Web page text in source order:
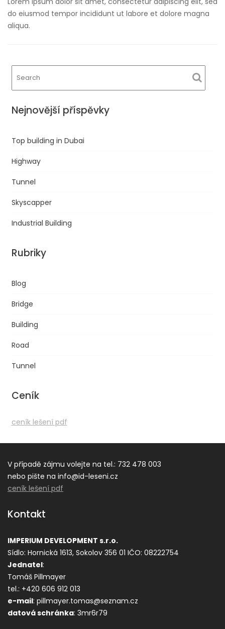
do eiusmod tempor incididunt ut labore et dolore magna
aliqua.
Nejnovější příspěvky
Top building in Dubai
Highway
Tunnel
Skyscapper
Industrial Building
Rubriky
Blog
Bridge
Building
Road
Tunnel
Ceník
ceník lešení pdf
V případě zájmu volejte na tel.: 732 478 003
nebo pište na info@id-leseni.cz
ceník lešení pdf
Kontakt
IMPERIUM DEVELOPMENT s.r.o.
Sídlo: Hornická 1613, Sokolov 356 01 IČO: 08222754
Jednatel:
Tomáš Pillmayer
tel.: +420 606 912 013
e-mail: pillmayer.tomas@seznam.cz
datová schránka: 3mr6r79